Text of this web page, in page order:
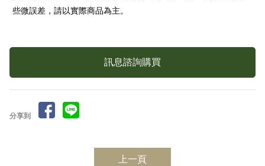
些微誤差，請以實際商品為主。
訊息諮詢購買
分享到
上一頁